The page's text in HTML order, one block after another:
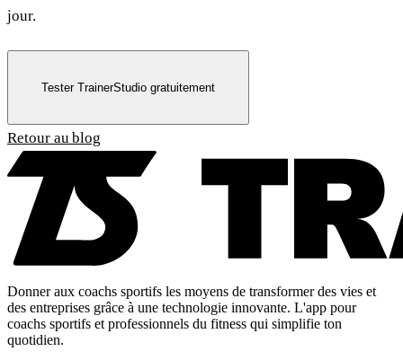
jour.
Tester TrainerStudio gratuitement
Retour au blog
Donner aux coachs sportifs les moyens de transformer des vies et
des entreprises grâce à une technologie innovante. L'app pour
coachs sportifs et professionnels du fitness qui simplifie ton
quotidien.